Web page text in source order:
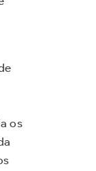
os